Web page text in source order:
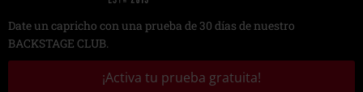
Date un capricho con una prueba de 30 días de nuestro
BACKSTAGE CLUB.
¡Activa tu prueba gratuita!